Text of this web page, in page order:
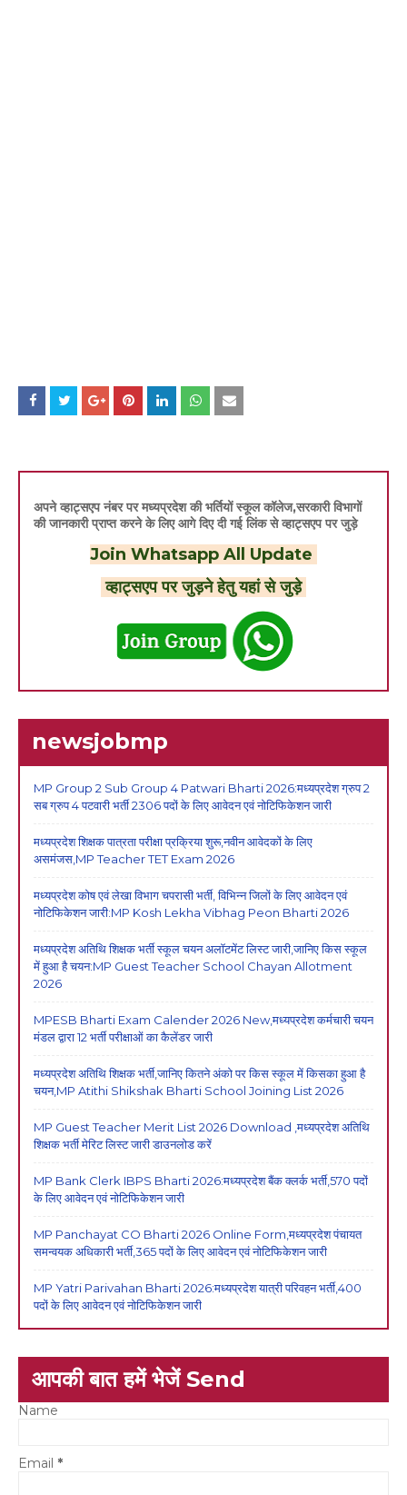
अपने व्हाट्सएप नंबर पर मध्यप्रदेश की भर्तियों स्कूल कॉलेज,सरकारी विभागों
की जानकारी प्राप्त करने के लिए आगे दिए दी गई लिंक से व्हाट्सएप पर जुड़े
Join Whatsapp All Update
व्हाट्सएप पर जुड़ने हेतु यहां से जुड़े
newsjobmp
MP Group 2 Sub Group 4 Patwari Bharti 2026:मध्यप्रदेश ग्रुप 2
सब ग्रुप 4 पटवारी भर्ती 2306 पदों के लिए आवेदन एवं नोटिफिकेशन जारी
मध्यप्रदेश शिक्षक पात्रता परीक्षा प्रक्रिया शुरू,नवीन आवेदकों के लिए
असमंजस,MP Teacher TET Exam 2026
मध्यप्रदेश कोष एवं लेखा विभाग चपरासी भर्ती, विभिन्न जिलों के लिए आवेदन एवं
नोटिफिकेशन जारी:MP Kosh Lekha Vibhag Peon Bharti 2026
मध्यप्रदेश अतिथि शिक्षक भर्ती स्कूल चयन अलॉटमेंट लिस्ट जारी,जानिए किस स्कूल
में हुआ है चयन:MP Guest Teacher School Chayan Allotment
2026
MPESB Bharti Exam Calender 2026 New,मध्यप्रदेश कर्मचारी चयन
मंडल द्वारा 12 भर्ती परीक्षाओं का कैलेंडर जारी
मध्यप्रदेश अतिथि शिक्षक भर्ती,जानिए कितने अंको पर किस स्कूल में किसका हुआ है
चयन,MP Atithi Shikshak Bharti School Joining List 2026
MP Guest Teacher Merit List 2026 Download ,मध्यप्रदेश अतिथि
शिक्षक भर्ती मेरिट लिस्ट जारी डाउनलोड करें
MP Bank Clerk IBPS Bharti 2026:मध्यप्रदेश बैंक क्लर्क भर्ती,570 पदों
के लिए आवेदन एवं नोटिफिकेशन जारी
MP Panchayat CO Bharti 2026 Online Form,मध्यप्रदेश पंचायत
समन्वयक अधिकारी भर्ती,365 पदों के लिए आवेदन एवं नोटिफिकेशन जारी
MP Yatri Parivahan Bharti 2026:मध्यप्रदेश यात्री परिवहन भर्ती,400
पदों के लिए आवेदन एवं नोटिफिकेशन जारी
आपकी बात हमें भेजें Send
Name
Email *